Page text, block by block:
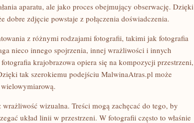
aparatu, ale jako proces obejmujący obserwację. Dzięki
dobre zdjęcie powstaje z połączenia doświadczenia.
z różnymi rodzajami fotografii, takimi jak fotografia
nieco innego spojrzenia, innej wrażliwości i innych
krajobrazowa opiera się na kompozycji przestrzeni,
tak szerokiemu podejściu MalwinaAtras.pl może
wizualna. Treści mogą zachęcać do tego, by
układ linii w przestrzeni. W fotografii często to właśnie